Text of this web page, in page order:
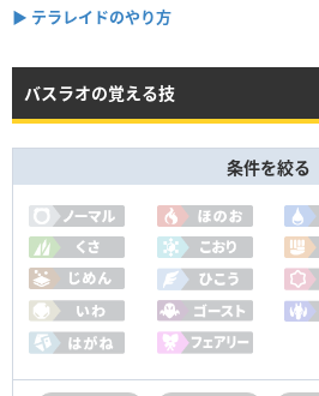
▶ テラレイドのやり方
バスラオの覚える技
条件を絞る